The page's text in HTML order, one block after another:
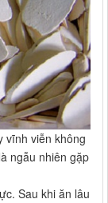
vĩnh viễn không
ngẫu nhiên gặp
Sau khi ăn lâu